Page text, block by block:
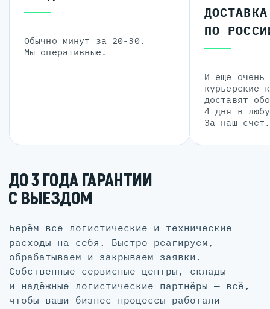
Обычно минут за 20-30.
Мы оперативные.
ДОСТАВКА
ПО
И еще очень
курьерские
доставят
4 дня в
За наш счет.
ДО 3 ГОДА ГАРАНТИИ
С ВЫЕЗДОМ
Берём все логистические и технические
расходы на себя. Быстро реагируем,
обрабатываем и закрываем заявки.
Собственные сервисные центры, склады
и надёжные логистические партнёры — всё,
чтобы ваши бизнес-процессы работали